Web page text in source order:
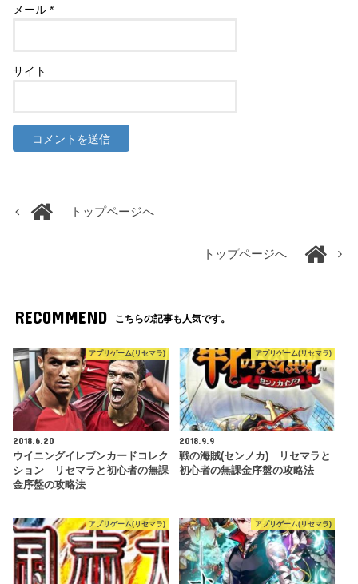
メール*
サイト
トップページへ
トップページへ
RECOMMEND こちらの記事も人気です。
アプリゲーム(リセマラ)
2018.6.20
ウイニングイレブンカードコレク
ション リセマラと初心者の無課
金序盤の攻略法
アプリゲーム(リセマラ)
2018.9.9
戦の海賊(センノカ) リセマラと
初心者の無課金序盤の攻略法
アプリゲーム(リセマラ) アプリゲーム(リセマラ)